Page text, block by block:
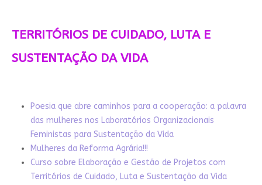
TERRITÓRIOS DE CUIDADO, LUTA E
SUSTENTAÇÃO DA VIDA
Poesia que abre caminhos para a cooperação: a palavra
das mulheres nos Laboratórios Organizacionais
Feministas para Sustentação da Vida
Mulheres da Reforma Agrária!!!
Curso sobre Elaboração e Gestão de Projetos com
Territórios de Cuidado, Luta e Sustentação da Vida